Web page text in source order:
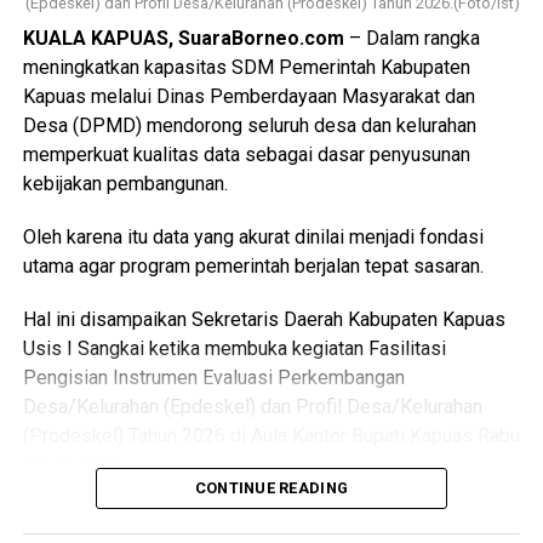
Messenger Twitter/X
KUALA KAPUAS, SuaraBorneo.com – Dalam rangka
meningkatkan kapasitas SDM Pemerintah Kabupaten
Kapuas melalui Dinas Pemberdayaan Masyarakat dan
Desa (DPMD) mendorong seluruh desa dan kelurahan
memperkuat kualitas data sebagai dasar penyusunan
kebijakan pembangunan.
Oleh karena itu data yang akurat dinilai menjadi fondasi
utama agar program pemerintah berjalan tepat sasaran.
Hal ini disampaikan Sekretaris Daerah Kabupaten Kapuas
Usis I Sangkai ketika membuka kegiatan Fasilitasi
Pengisian Instrumen Evaluasi Perkembangan
Desa/Kelurahan (Epdeskel) dan Profil Desa/Kelurahan
(29/7/2026).
CONTINUE READING